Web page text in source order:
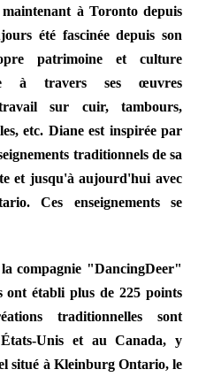
à Toronto depuis
été fascinée depuis son
patrimoine et culture
à travers ses œuvres
sur cuir, tambours,
etc. Diane est inspirée par
traditionnels de sa
et jusqu'à aujourd'hui avec
Ces enseignements se
compagnie "DancingDeer"
ont établi plus de 225 points
traditionnelles sont
Unis et au Canada, y
situé à Kleinburg Ontario, le